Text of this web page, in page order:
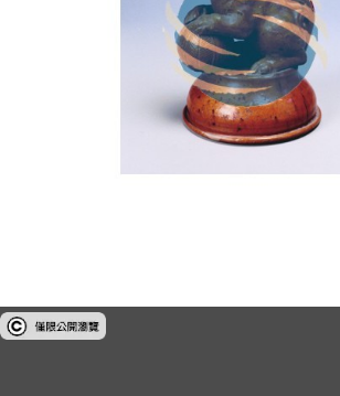
受著作權法保護-僅限於本平台有限度公開瀏覽